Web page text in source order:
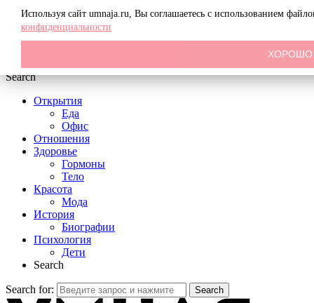
Menu
Search
Открытия
Еда
Офис
Отношения
Здоровье
Гормоны
Тело
Красота
Мода
История
Биографии
Психология
Дети
Search
Search for: Search
Используя сайт umnaja.ru, Вы соглашаетесь с использованием
конфиденциальности
ХОРОШО